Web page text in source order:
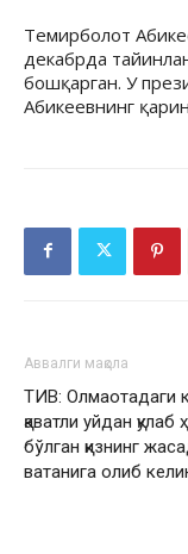
Темирболот
декабрда
бошқарган. У
Абикеевнинг
Аввалги мақола
ТИВ: Олмаотадаги
қаватли уйдан қулаб
бўлган қизнинг
ватанига олиб